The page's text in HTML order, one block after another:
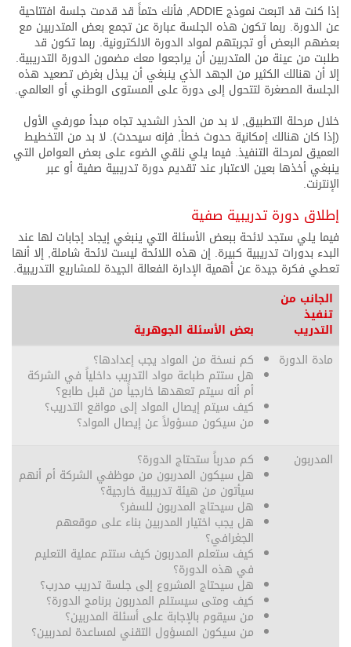
إذا كنت قد اتبعت نموذج ADDIE, فأنك حتماً قد قدمت جلسة افتتاحية
عن الدورة. ربما تكون هذه الجلسة عبارة عن تجمع بعض المتدربين مع
بعضهم البعض أو تجربتهم لمواد الدورة الالكترونية. ربما تكون قد
طلبت من عينة من المتدربين أن يراجعوا معك مضمون الدورة التدريبية.
إلا أن هنالك الكثير من الجهد الذي ينبغي أن يبذل بغرض تصعيد هذه
الجلسة المصغرة لتتحول إلى دورة على المستوى الوطني أو العالمي.
خلال مرحلة التطبيق, لا بد من الحذر الشديد تجاه مبدأ مورفي الأول
(إذا كان هنالك إمكانية حدوث خطأ, فإنه سيحدث). لا بد من التخطيط
العميق لمرحلة التنفيذ. فيما يلي نلقي الضوء على بعض العوامل التي
ينبغي أخذها بعين الاعتبار عند تقديم دورة تدريبية صفية أو عبر
الإنترنت.
إطلاق دورة تدريبية صفية
فيما يلي ستجد لائحة ببعض الأسئلة التي ينبغي إيجاد إجابات لها عند
البدء بدورات تدريبية كبيرة. إن هذه اللائحة ليست لائحة شاملة, إلا أنها
تعطي فكرة جيدة عن أهمية الإدارة الفعالة الجيدة للمشاريع التدريبية.
الجانب من
تنفيذ
التدريب
بعض الأسئلة الجوهرية
مادة الدورة
كم نسخة من المواد يجب إعدادها؟
هل ستتم طباعة مواد التدريب داخلياً في الشركة
أم أنه سيتم تعهدها خارجياً من قبل طابع؟
كيف سيتم إيصال المواد إلى مواقع التدريب؟
من سيكون مسؤولاً عن إيصال المواد؟
المدربون
كم مدرباً ستحتاج الدورة؟
هل سيكون المدربون من موظفي الشركة أم أنهم
سيأتون من هيئة تدريبية خارجية؟
هل سيحتاج المدربون للسفر؟
هل يجب اختيار المدربين بناء على موقعهم
الجغرافي؟
كيف ستعلم المدربون كيف ستتم عملية التعليم
في هذه الدورة؟
هل سيحتاج المشروع إلى جلسة تدريب مدرب؟
كيف ومتى سيستلم المدربون برنامج الدورة؟
من سيقوم بالإجابة على أسئلة المدربين؟
من سيكون المسؤول التقني لمساعدة لمدربين؟